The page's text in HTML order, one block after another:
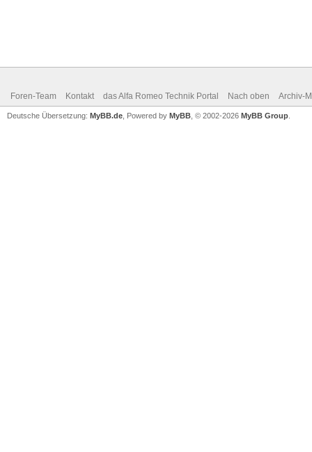
Foren-Team Kontakt das Alfa Romeo Technik Portal Nach oben Archiv-
Deutsche Übersetzung: MyBB.de , Powered by MyBB , © 2002-2026 MyBB Group